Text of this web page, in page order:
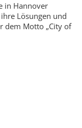
in Hannover
Lösungen und
dem Motto „City of